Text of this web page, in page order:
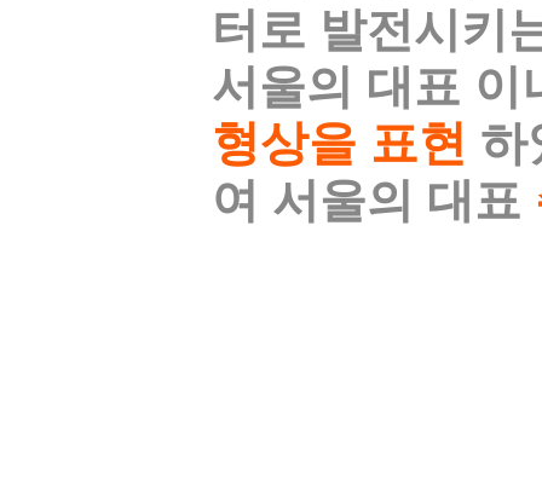
터로 발전시키
서울의 대표
형상을 표현 하
여 서울의 대표